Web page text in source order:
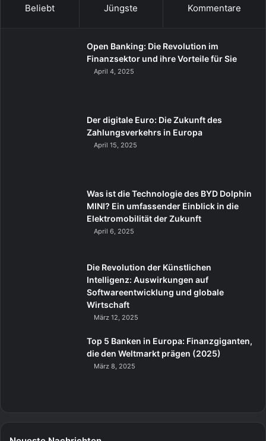
Beliebt Jüngste Kommentare
Open Banking: Die Revolution im
Finanzsektor und ihre Vorteile für Sie
April 4, 2025
Der digitale Euro: Die Zukunft des
Zahlungsverkehrs in Europa
April 15, 2025
Was ist die Technologie des BYD Dolphin
MINI? Ein umfassender Einblick in die
Elektromobilität der Zukunft
April 6, 2025
Die Revolution der Künstlichen
Intelligenz: Auswirkungen auf
Softwareentwicklung und globale
Wirtschaft
März 12, 2025
Top 5 Banken in Europa: Finanzgiganten,
die den Weltmarkt prägen (2025)
März 8, 2025